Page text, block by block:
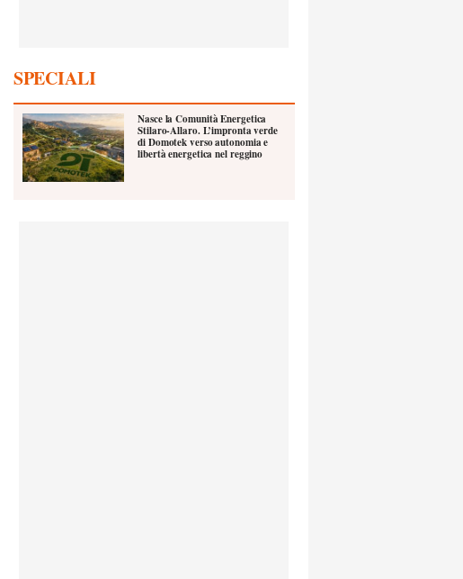
SPECIALI
Nasce la Comunità Energetica
Stilaro-Allaro. L’impronta verde
di Domotek verso autonomia e
libertà energetica nel reggino